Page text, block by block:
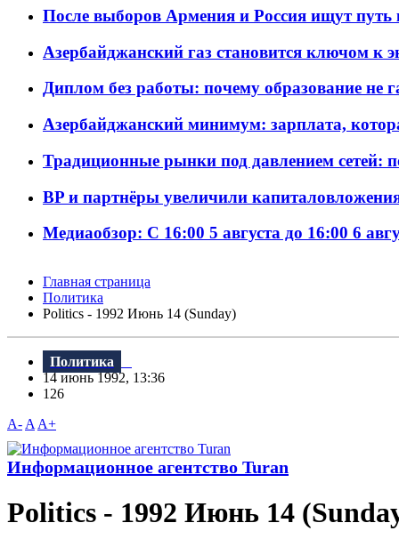
После выборов Армения и Россия ищут путь
Азербайджанский газ становится ключом к
Диплом без работы: почему образование не
Азербайджанский минимум: зарплата,
Традиционные рынки под давлением сетей:
BP и партнёры увеличили
Медиаобзор: С 16:00 5 августа до 16:00 6
Главная страница
Политика
Politics - 1992 Июнь 14 (Sunday)
Политика
14 июнь 1992, 13:36
126
A- A A+
Информационное агентство Turan
Politics - 1992 Июнь 14